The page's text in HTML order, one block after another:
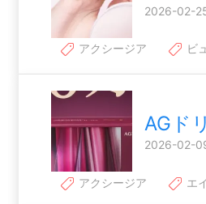
2026-02-
アクシージア ビ
AGド
2026-02-
アクシージア エ